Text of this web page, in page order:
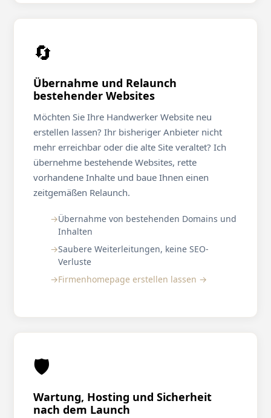
🔄
Übernahme und Relaunch
bestehender Websites
Möchten Sie Ihre Handwerker Website neu
erstellen lassen? Ihr bisheriger Anbieter nicht
mehr erreichbar oder die alte Site veraltet? Ich
übernehme bestehende Websites, rette
vorhandene Inhalte und baue Ihnen einen
zeitgemäßen Relaunch.
Übernahme von bestehenden Domains und
Inhalten
Saubere Weiterleitungen, keine SEO-
Verluste
Firmenhomepage erstellen lassen →
🛡️
Wartung, Hosting und Sicherheit
nach dem Launch